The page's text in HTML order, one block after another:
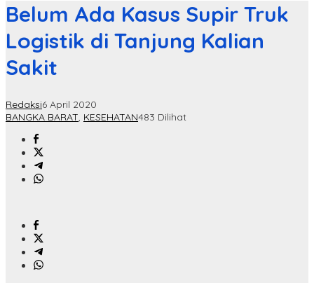
Belum Ada Kasus Supir Truk
Logistik di Tanjung Kalian
Sakit
Redaksi6 April 2020
BANGKA BARAT, KESEHATAN483 Dilihat